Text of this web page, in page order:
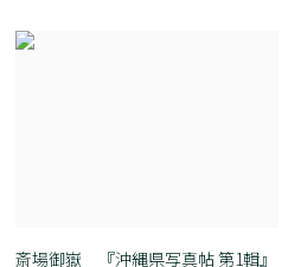
斎場御嶽 『沖縄県写真帖 第1輯』